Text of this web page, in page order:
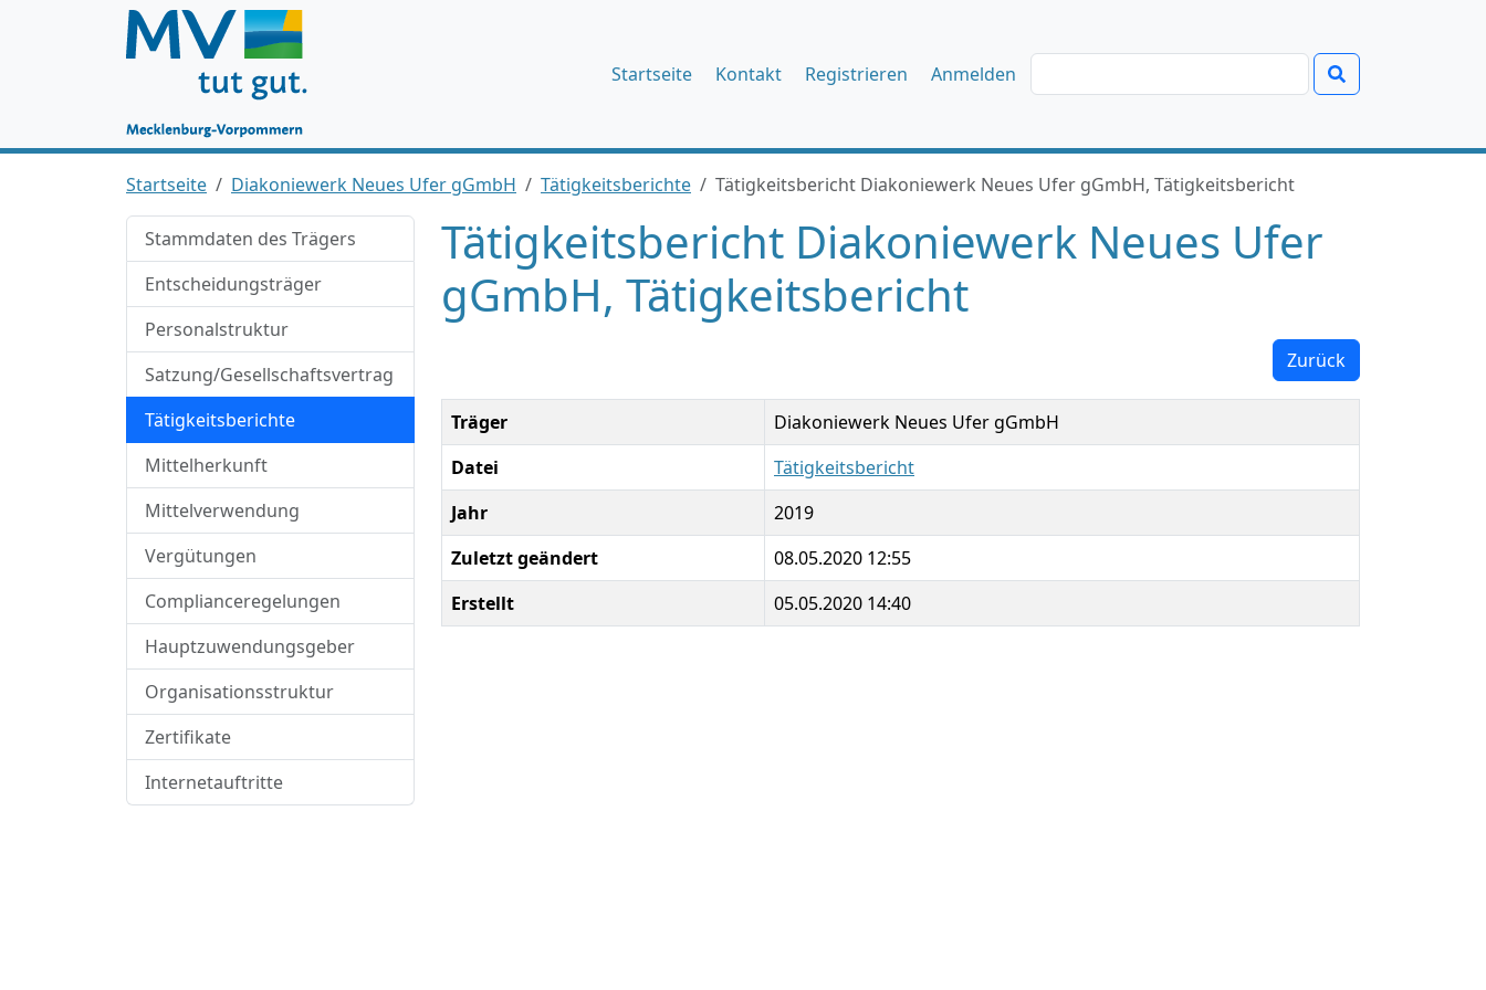
Startseite Kontakt Registrieren Anmelden
Startseite Diakoniewerk Neues Ufer gGmbH Tätigkeitsberichte Tätigkeitsbericht Diakoniewerk Neues Ufer gGmbH, Tätigkeitsbericht
Stammdaten des Trägers
Entscheidungsträger
Personalstruktur
Satzung/Gesellschaftsvertrag
Tätigkeitsberichte
Mittelherkunft
Mittelverwendung
Vergütungen
Complianceregelungen
Hauptzuwendungsgeber
Organisationsstruktur
Zertifikate
Internetauftritte
Tätigkeitsbericht Diakoniewerk Neues Ufer
gGmbH, Tätigkeitsbericht
Zurück
Träger
Diakoniewerk Neues Ufer gGmbH
Datei
Tätigkeitsbericht
Jahr
2019
Zuletzt geändert
08.05.2020 12:55
Erstellt
05.05.2020 14:40